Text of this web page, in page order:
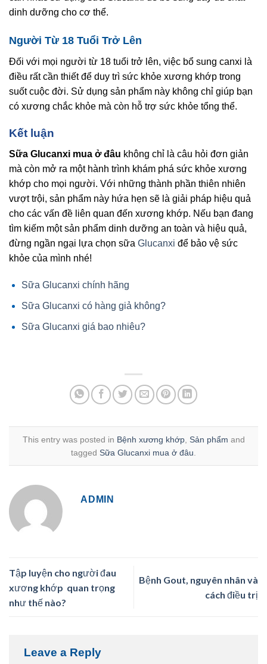
dinh dưỡng cho cơ thể.
Người Từ 18 Tuổi Trở Lên
Đối với mọi người từ 18 tuổi trở lên, việc bổ sung canxi là
điều rất cần thiết để duy trì sức khỏe xương khớp trong
suốt cuộc đời. Sử dụng sản phẩm này không chỉ giúp bạn
có xương chắc khỏe mà còn hỗ trợ sức khỏe tổng thể.
Kết luận
Sữa Glucanxi mua ở đâu không chỉ là câu hỏi đơn giản
mà còn mở ra một hành trình khám phá sức khỏe xương
khớp cho mọi người. Với những thành phần thiên nhiên
vượt trội, sản phẩm này hứa hẹn sẽ là giải pháp hiệu quả
cho các vấn đề liên quan đến xương khớp. Nếu bạn đang
tìm kiếm một sản phẩm dinh dưỡng an toàn và hiệu quả,
đừng ngần ngại lựa chọn sữa Glucanxi để bảo vệ sức
khỏe của mình nhé!
Sữa Glucanxi chính hãng
Sữa Glucanxi có hàng giả không?
Sữa Glucanxi giá bao nhiêu?
This entry was posted in Bệnh xương khớp, Sản phẩm and
tagged Sữa Glucanxi mua ở đâu.
ADMIN
Tập luyện cho người đau
xương khớp quan trọng
như thế nào?
Bệnh Gout, nguyên nhân và
cách điều trị
Leave a Reply